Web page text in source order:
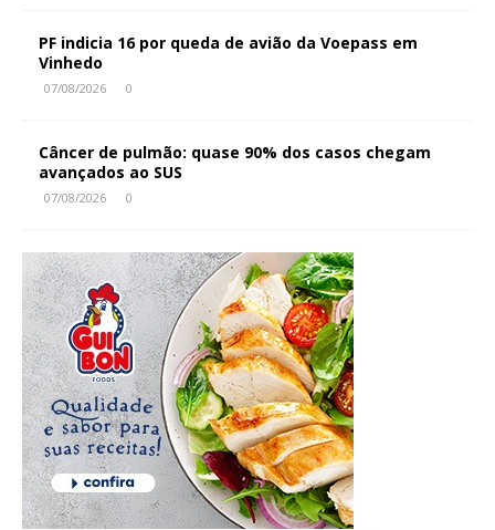
PF indicia 16 por queda de avião da Voepass em
Vinhedo
07/08/2026 0
Câncer de pulmão: quase 90% dos casos chegam
avançados ao SUS
07/08/2026 0